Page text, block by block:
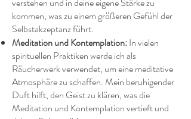
kommen, was zu einem größeren Gefühl der
Selbstakzeptanz führt.
Meditation und Kontemplation:In vielen
spirituellen Praktiken werde ich als
Räucherwerk verwendet, um eine meditative
Atmosphäre zu schaffen. Mein beruhigender
Duft hilft, den Geist zu klären, was die
Meditation und Kontemplation vertieft und